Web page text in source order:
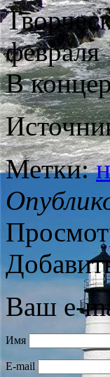
февраля
В
Метки:
Ваш e-
Имя
E-mail